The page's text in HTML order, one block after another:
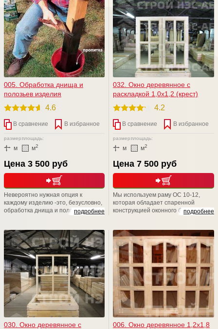
005. Обработка днища и
полозьев изделия
4.6
В сравнение В избранное
размер:
м
площадь:
м2
Цена 3 500 руб
подробнее
Невероятно нужная опция к
каждому изделию -это, безусловно,
обработка днища и полозьев
гниения и плесени) = надежная
защита вашего изделия от короеда
и гниения на долгие -долгие годы
032. Окно деревянное с
раскладкой 1,0х1,2 (крест)
4.2
В сравнение В избранное
размер:
м
площадь:
м2
Цена 7 500 руб
подробнее
Мы используем раму ОС 10-12,
которая обладает спаренной
конструкцией оконного блока, с
коробку изделия. Внутренняя и
наружная створки дополнительно
скреплены винтами. Отлично
подходит для различных дачных и
садовых домов, а также хозблоках.
030. Окно деревянное с
006. Окно деревянное 1,2х1,8